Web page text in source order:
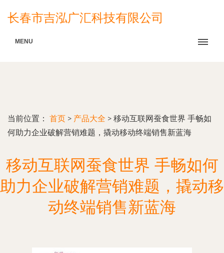
长春市吉泓广汇科技有限公司
MENU
当前位置： 首页 > 产品大全 > 移动互联网蚕食世界 手畅如
何助力企业破解营销难题，撬动移动终端销售新蓝海
移动互联网蚕食世界 手畅如何
助力企业破解营销难题，撬动移
动终端销售新蓝海